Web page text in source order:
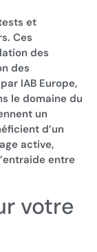
et
Ces
des
des
IAB Europe,
le domaine du
un
d’un
active,
entre
votre